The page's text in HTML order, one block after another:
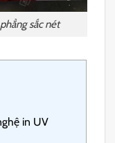
sắc nét
in UV